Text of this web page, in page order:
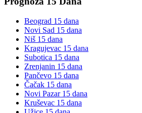
Beograd 15 dana
Novi Sad 15 dana
Niš 15 dana
Kragujevac 15 dana
Subotica 15 dana
Zrenjanin 15 dana
Pančevo 15 dana
Čačak 15 dana
Novi Pazar15 dana
Kruševac 15 dana